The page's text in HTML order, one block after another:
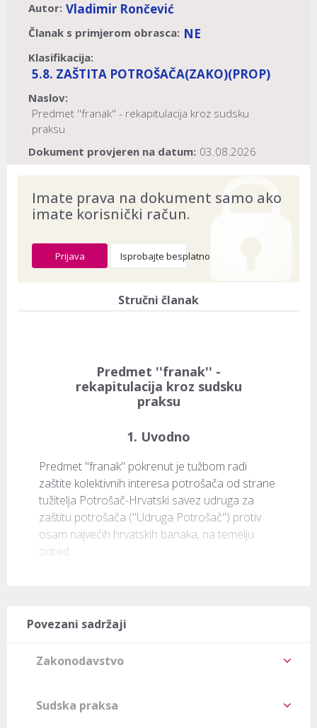
Autor: Vladimir Rončević
Članak s primjerom obrasca: NE
Klasifikacija:
5.8. ZAŠTITA POTROŠAČA(ZAKO)(PROP)
Naslov:
Predmet ''franak'' - rekapitulacija kroz sudsku
praksu
Dokument provjeren na datum: 03.08.2026
Imate prava na dokument samo ako
imate korisnički račun.
Prijava Isprobajte besplatno
Stručni članak
Predmet ''franak'' -
rekapitulacija kroz sudsku
praksu
1. Uvodno
Predmet "franak" pokrenut je tužbom radi
zaštite kolektivnih interesa potrošača od strane
tužitelja Potrošač-Hrvatski savez udruga za
zaštitu potrošača (''Udruga Potrošač'') protiv
osam najvećih hrvatskih banaka, na temelju
odred
Povezani sadržaji
Zakonodavstvo
Sudska praksa